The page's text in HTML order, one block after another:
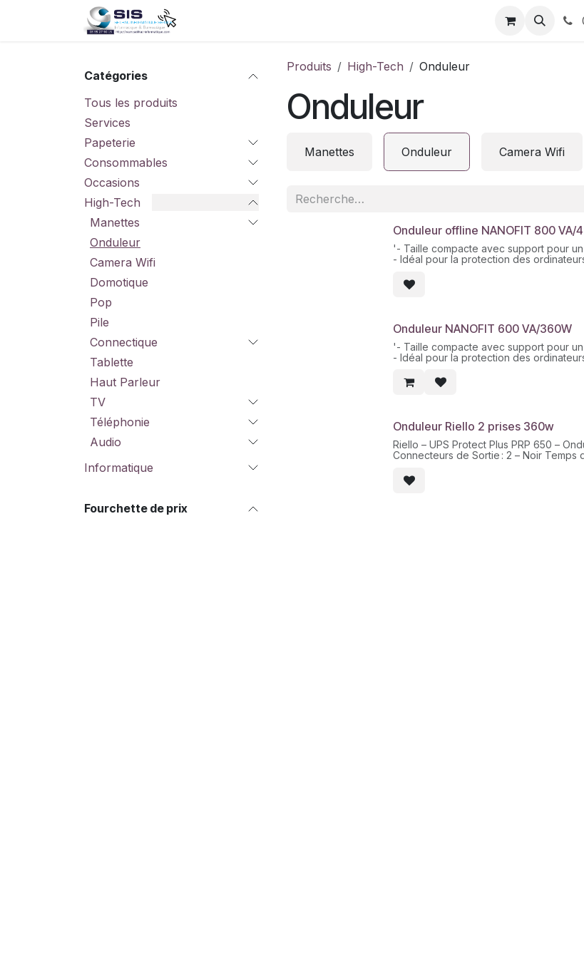
Se rendre au contenu
Nos Bons plans
Catégories
Tous les produits
Services
Papeterie
Consommables
Occasions
High-Tech
Manettes
Onduleur
Camera Wifi
Domotique
Pop
Pile
Connectique
Tablette
Haut Parleur
TV
Téléphonie
Audio
Informatique
Fourchette de prix
Produits High-Tech Onduleur
Onduleur
Manettes Onduleur Camera Wifi
Onduleur offline NANOFIT 800 VA/
'- Taille compacte avec support pour un
- Idéal pour la protection des
- Onde sinusoïdale simulée
- Fonction de démarrage à froid
- Ecran LCD
Onduleur NANOFIT 600 VA/360W
'- Taille compacte avec support pour un
- Idéal pour la protection des
- Onde sinusoïdale simulée
- Fonction de démarrage à froid
Onduleur Riello 2 prises 360w
Riello – UPS Protect Plus PRP 650 –
Connecteurs de Sortie : 2 – Noir